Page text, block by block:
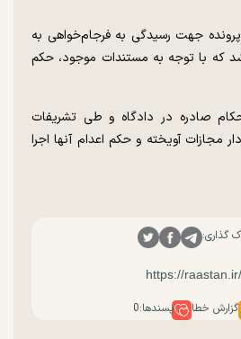
جهت رسیدگی به فرجام‌خواهی به
که با توجه به مستندات موجود، حکم
صادره در دادگاه و طی تشریفات
مجازات آویخته و حکم اعدام آنها اجرا
گذاری:
گزارش خطا پسندها:0